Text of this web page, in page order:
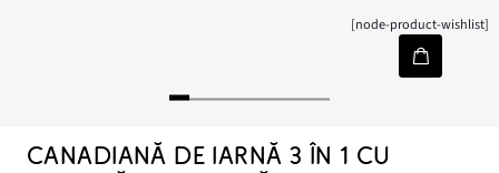
[node-product-wishlist]
CANADIANĂ DE IARNĂ 3 ÎN 1 CU